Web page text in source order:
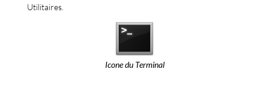
Utilitaires.
Icone du Terminal